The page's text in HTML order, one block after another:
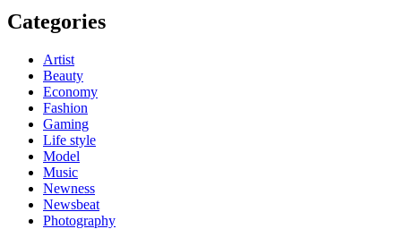
Categories
Artist
Beauty
Economy
Fashion
Gaming
Life style
Model
Music
Newness
Newsbeat
Photography